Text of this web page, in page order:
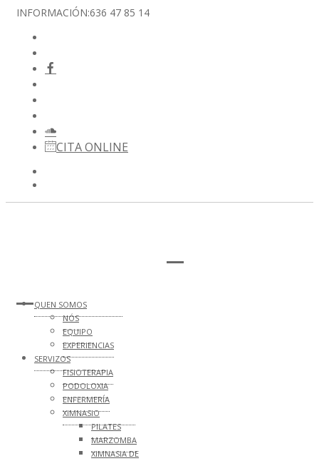
INFORMACIÓN:636 47 85 14
CITA ONLINE
QUEN SOMOS
NÓS
EQUIPO
EXPERIENCIAS
SERVIZOS
FISIOTERAPIA
PODOLOXIA
ENFERMERÍA
XIMNASIO
PILATES
MARZOMBA
XIMNASIA DE